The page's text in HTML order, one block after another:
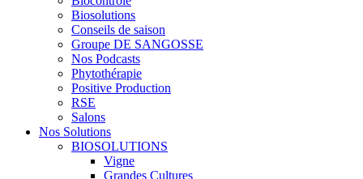
Biosolutions
Conseils de saison
Groupe DE SANGOSSE
Nos Podcasts
Phytothérapie
Positive Production
RSE
Salons
Nos Solutions
BIOSOLUTIONS
Vigne
Grandes Cultures